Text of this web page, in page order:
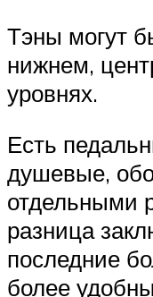
Тэны могут
нижнем,
уровнях.
Есть
душевые,
отдельными
разница
последние
более